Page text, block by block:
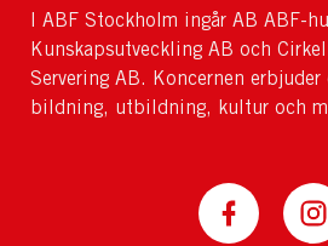
I ABF Stockholm ingår AB ABF-
Kunskapsutveckling AB och
Servering AB. Koncernen
bildning, utbildning, kultur och